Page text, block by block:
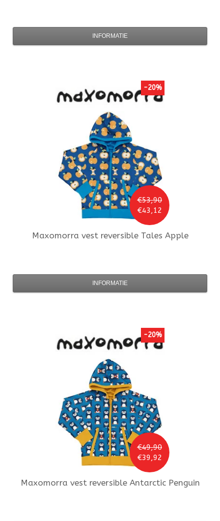
INFORMATIE
€53,90
€43,12
-20%
Maxomorra vest reversible Tales Apple
INFORMATIE
€49,90
€39,92
-20%
Maxomorra vest reversible Antarctic Penguin